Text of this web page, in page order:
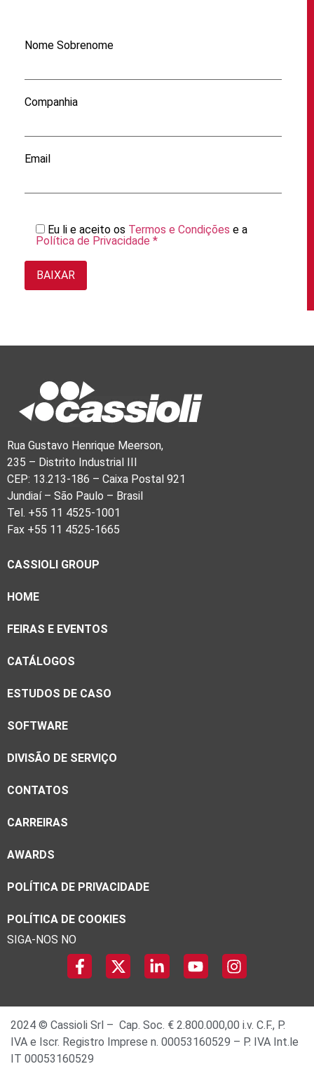
Nome Sobrenome
Companhia
Email
Eu li e aceito os Termos e Condições e a
Política de Privacidade *
Rua Gustavo Henrique Meerson,
235 – Distrito Industrial III
CEP: 13.213-186 – Caixa Postal 921
Jundiaí – São Paulo – Brasil
Tel. +55 11 4525-1001
Fax +55 11 4525-1665
CASSIOLI GROUP
HOME
FEIRAS E EVENTOS
CATÁLOGOS
ESTUDOS DE CASO
SOFTWARE
DIVISÃO DE SERVIÇO
CONTATOS
CARREIRAS
AWARDS
POLÍTICA DE PRIVACIDADE
POLÍTICA DE COOKIES
SIGA-NOS NO
2024 © Cassioli Srl – Cap. Soc. € 2.800.000,00 i.v. C.F., P.
IVA e Iscr. Registro Imprese n. 00053160529 – P. IVA Int.le
IT 00053160529